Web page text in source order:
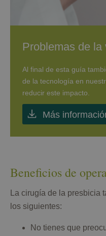
Problemas de
Al final de esta guía
de la tecnología en
reducir este impacto.
Más
Beneficios de
La cirugía de la presbicia
los siguientes:
No tienes que